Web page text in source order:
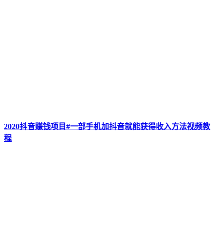
2020抖音赚钱项目#一部手机加抖音就能获得收入方法视频教
程